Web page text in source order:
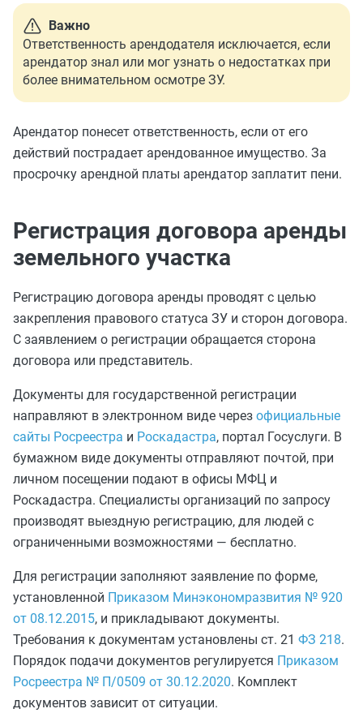
Важно
Ответственность арендодателя исключается, если
арендатор знал или мог узнать о недостатках при
более внимательном осмотре ЗУ.
Арендатор понесет ответственность, если от его
действий пострадает арендованное имущество. За
просрочку арендной платы арендатор заплатит пени.
Регистрация договора аренды
земельного участка
Регистрацию договора аренды проводят с целью
закрепления правового статуса ЗУ и сторон договора.
С заявлением о регистрации обращается сторона
договора или представитель.
Документы для государственной регистрации
направляют в электронном виде через официальные
сайты Росреестра и Роскадастра, портал Госуслуги. В
бумажном виде документы отправляют почтой, при
личном посещении подают в офисы МФЦ и
Роскадастра. Специалисты организаций по запросу
производят выездную регистрацию, для людей с
ограниченными возможностями — бесплатно.
Для регистрации заполняют заявление по форме,
установленной Приказом Минэкономразвития № 920
от 08.12.2015, и прикладывают документы.
Требования к документам установлены ст. 21 ФЗ 218.
Порядок подачи документов регулируется Приказом
Росреестра № П/0509 от 30.12.2020. Комплект
документов зависит от ситуации.